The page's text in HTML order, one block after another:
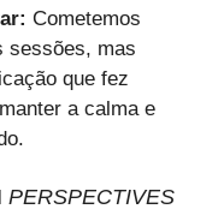
Cometemos
sessões, mas
que fez
a calma e
PERSPECTIVES